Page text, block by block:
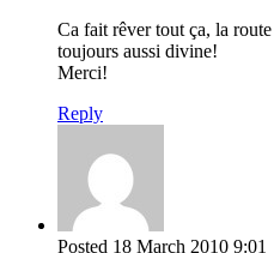
Ca fait rêver tout ça, la
toujours aussi divine!
Merci!
Reply
Posted 18 March 2010 9:01